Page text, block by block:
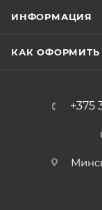
ИНФОРМАЦИЯ
КАК ОФОРМИТЬ
+375